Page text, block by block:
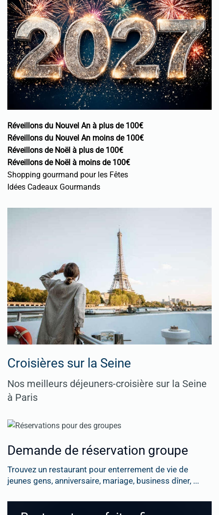
Réveillons du Nouvel An à plus de 100€
Réveillons du Nouvel An moins de 100€
Réveillons de Noël à plus de 100€
Réveillons de Noël à moins de 100€
Shopping gourmand pour les Fêtes
Idées Cadeaux Gourmands
Croisières sur la Seine
Nos meilleurs déjeuners-croisière sur la Seine
à Paris
Demande de réservation groupe
Trouvez un restaurant pour enterrement de vie de
jeunes gens, anniversaire, mariage, business dîner, ...